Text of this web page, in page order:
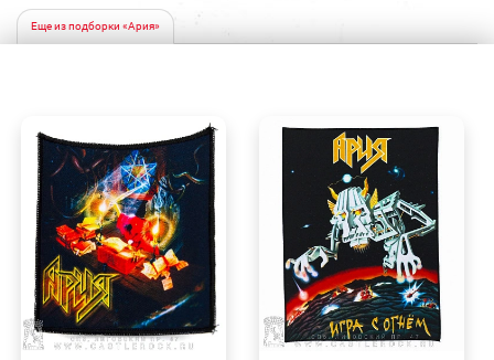
Еще из подборки «Ария»